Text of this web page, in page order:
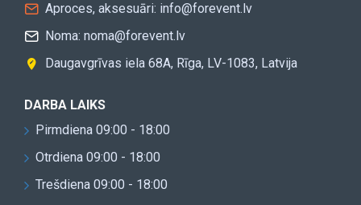
Aproces, aksesuāri: info@forevent.lv
Noma: noma@forevent.lv
Daugavgrīvas iela 68A, Rīga, LV-1083, Latvija
DARBA LAIKS
Pirmdiena 09:00 - 18:00
Otrdiena 09:00 - 18:00
Trešdiena 09:00 - 18:00